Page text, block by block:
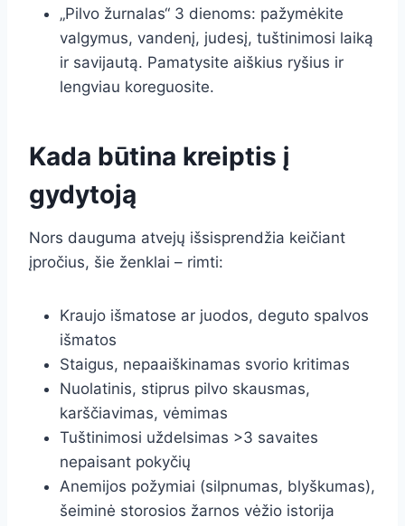
„Pilvo žurnalas“ 3 dienoms: pažymėkite
valgymus, vandenį, judesį, tuštinimosi laiką
ir savijautą. Pamatysite aiškius ryšius ir
lengviau koreguosite.
Kada būtina kreiptis į
gydytoją
Nors dauguma atvejų išsisprendžia keičiant
įpročius, šie ženklai – rimti:
Kraujo išmatose ar juodos, deguto spalvos
išmatos
Staigus, nepaaiškinamas svorio kritimas
Nuolatinis, stiprus pilvo skausmas,
karščiavimas, vėmimas
Tuštinimosi uždelsimas >3 savaites
nepaisant pokyčių
Anemijos požymiai (silpnumas, blyškumas),
šeiminė storosios žarnos vėžio istorija